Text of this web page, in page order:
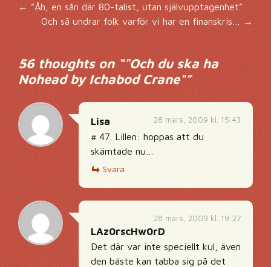
Inläggsnavigering
←”Åh, en sån där 80-talist, utan självupptagenhet”
Och så undrar folk varför vi har en finanskris… →
56 thoughts on “"Och du ska ha
Nohead by Ichabod Crane"”
28 mars, 2009 kl. 15:43
Lisa
# 47. Lillen: hoppas att du
skämtade nu…
Svara
28 mars, 2009 kl. 19:27
LAz0rscHw0rD
Det där var inte speciellt kul, även
den bäste kan tabba sig på det